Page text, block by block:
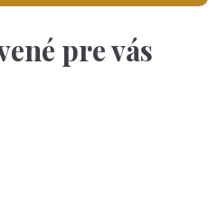
pre vás